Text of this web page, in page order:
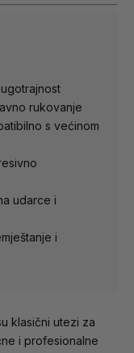
rukovanje
s većinom
udarce i
i
klasični utezi za
i profesionalne